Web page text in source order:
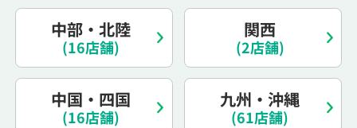
中部・北陸
(16店舗)
関西
(2店舗)
中国・四国
(16店舗)
九州・沖縄
(61店舗)